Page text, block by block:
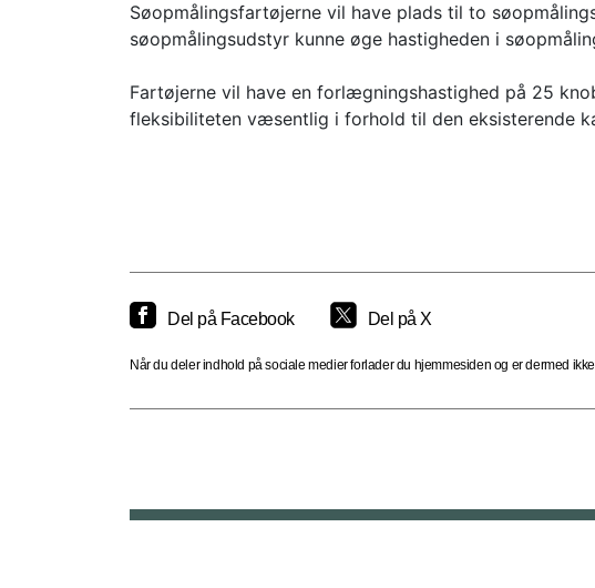
Søopmålingsfartøjerne vil have plads til to
søopmålingsudstyr kunne øge hastigheden i
Fartøjerne vil have en forlægningshastighed på 25
fleksibiliteten væsentlig i forhold til den eksisterende
Del på Facebook Del på X
Når du deler indhold på sociale medier forlader du hjemmesiden og er dermed